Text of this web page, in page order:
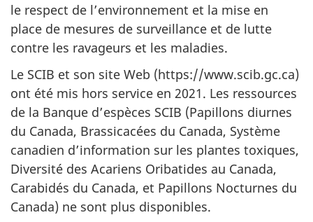
le respect de l’environnement et la mise en
place de mesures de surveillance et de lutte
contre les ravageurs et les maladies.
Le SCIB et son site Web (https://www.scib.gc.ca)
ont été mis hors service en 2021. Les ressources
de la Banque d’espèces SCIB (Papillons diurnes
du Canada, Brassicacées du Canada, Système
canadien d’information sur les plantes toxiques,
Diversité des Acariens Oribatides au Canada,
Carabidés du Canada, et Papillons Nocturnes du
Canada) ne sont plus disponibles.